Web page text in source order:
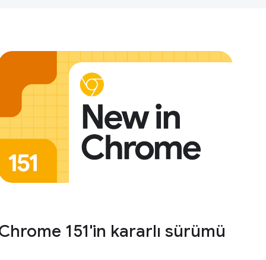
151'in kararlı sürümü